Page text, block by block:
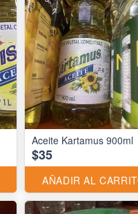
Aceite Kartamus 900ml
$35
AÑADIR AL